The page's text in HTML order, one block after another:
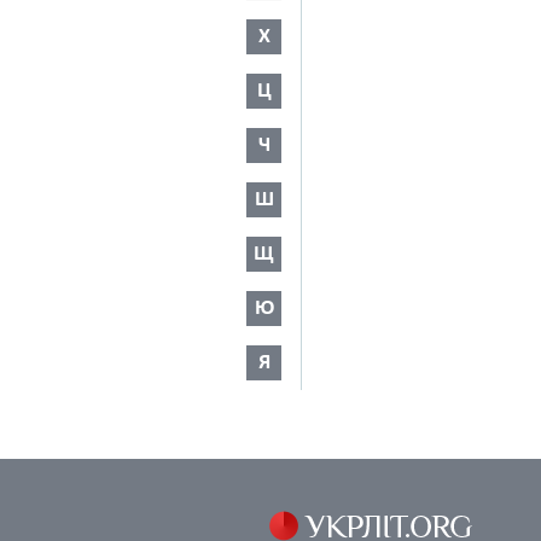
Х
Ц
Ч
Ш
Щ
Ю
Я